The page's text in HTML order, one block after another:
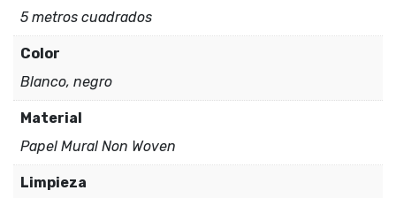
5 metros cuadrados
Color
Blanco, negro
Material
Papel Mural Non Woven
Limpieza